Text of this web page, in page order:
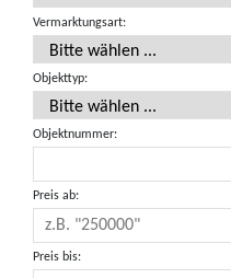
Vermarktungsart:
Objekttyp:
Objektnummer:
Preis ab:
Preis bis: